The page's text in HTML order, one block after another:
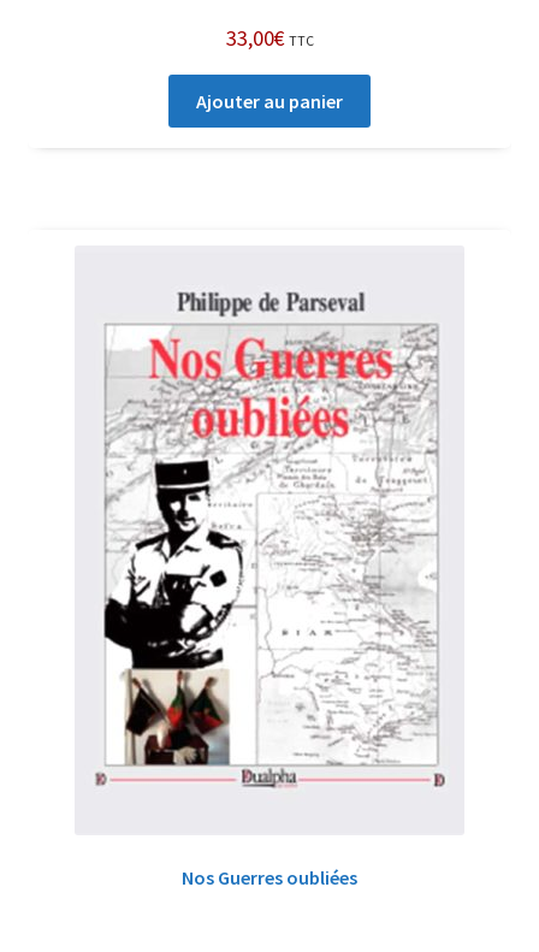
33,00€ TTC
Ajouter au panier
Nos Guerres oubliées